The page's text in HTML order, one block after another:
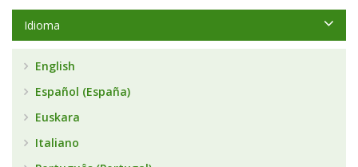
Idioma
English
Español (España)
Euskara
Italiano